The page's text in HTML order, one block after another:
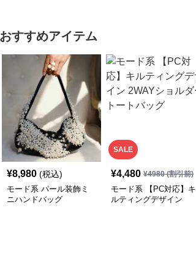
すすめアイテム
¥8,980 (税込)
モード系 パール装飾ミ
ニハンドバッグ
SALE
¥4,480 ¥4980(割引前)
モード系 【PC対応】キ
ルティングデザイン